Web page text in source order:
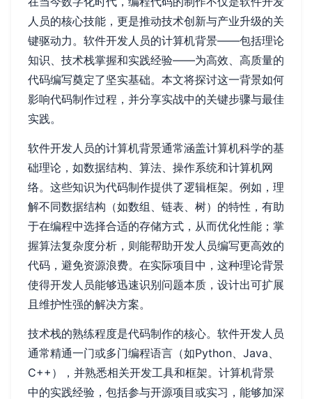
人员的核心技能，更是推动技术创新与产业升级的关
键驱动力。软件开发人员的计算机背景——包括理论
知识、技术栈掌握和实践经验——为高效、高质量的
代码编写奠定了坚实基础。本文将探讨这一背景如何
影响代码制作过程，并分享实战中的关键步骤与最佳
实践。
软件开发人员的计算机背景通常涵盖计算机科学的基
础理论，如数据结构、算法、操作系统和计算机网
络。这些知识为代码制作提供了逻辑框架。例如，理
解不同数据结构（如数组、链表、树）的特性，有助
于在编程中选择合适的存储方式，从而优化性能；掌
握算法复杂度分析，则能帮助开发人员编写更高效的
代码，避免资源浪费。在实际项目中，这种理论背景
使得开发人员能够迅速识别问题本质，设计出可扩展
且维护性强的解决方案。
技术栈的熟练程度是代码制作的核心。软件开发人员
通常精通一门或多门编程语言（如Python、Java、
C++），并熟悉相关开发工具和框架。计算机背景
中的实践经验，包括参与开源项目或实习，能够加深